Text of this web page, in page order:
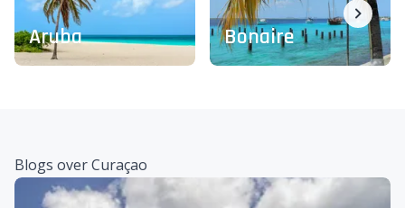
Aruba Bonaire
Blogs over Curaçao